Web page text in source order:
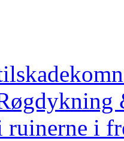
ruinerne i